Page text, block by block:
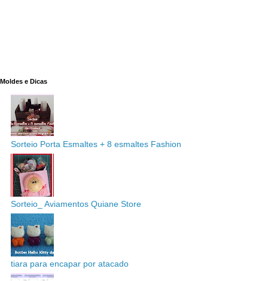
Moldes e Dicas
Sorteio Porta Esmaltes + 8 esmaltes Fashion
Sorteio_ Aviamentos Quiane Store
tiara para encapar por atacado